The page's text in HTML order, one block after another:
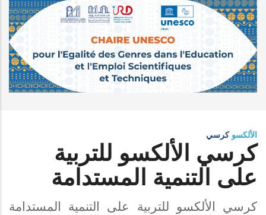
الألكسوكرسي
كرسي الألكسو للتربية
على التنمية المستدامة
كرسي الألكسو للتربية على التنمية المستدامة